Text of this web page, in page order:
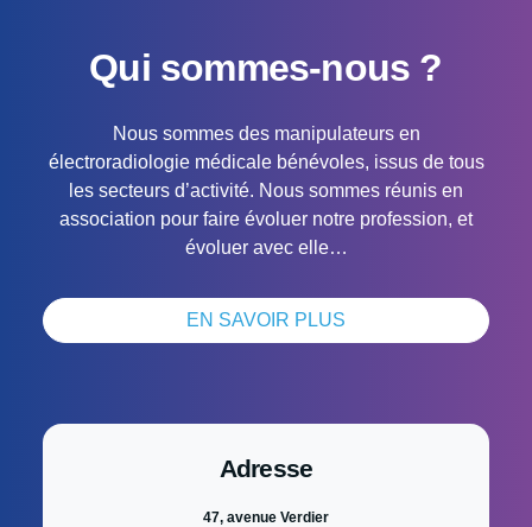
Qui sommes-nous ?
Nous sommes des manipulateurs en
électroradiologie médicale bénévoles, issus de tous
les secteurs d’activité. Nous sommes réunis en
association pour faire évoluer notre profession, et
évoluer avec elle…
EN SAVOIR PLUS
Adresse
47, avenue Verdier